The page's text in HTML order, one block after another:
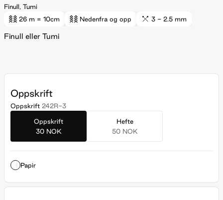
Finull, Tumi
26 m = 10cm Nedenfra og opp 3 - 2.5 mm
Finull eller Tumi
Oppskrift
Oppskrift 242R-3
Oppskrift
30 NOK
Hefte
50 NOK
Papir